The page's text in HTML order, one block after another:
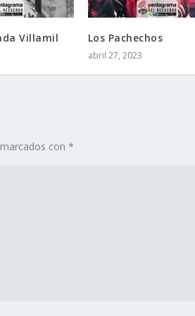
Villamil Los Pachechos
abril 27, 2023
con*